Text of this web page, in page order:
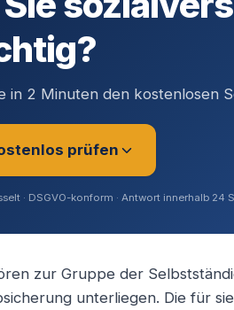
in 2 Minuten den kostenlosen
prüfen
*
· DSGVO-konform · Antwort innerhalb 24
zur Gruppe der
unterliegen. Die für